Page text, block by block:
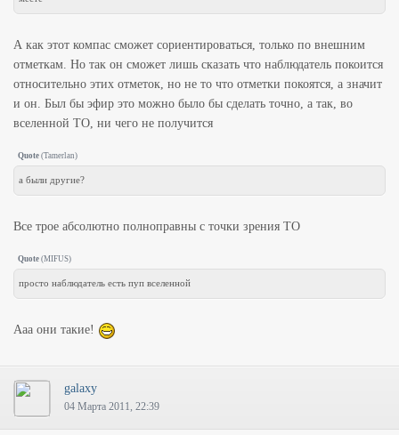
А как этот компас сможет сориентироваться, только по внешним
отметкам. Но так он сможет лишь сказать что наблюдатель покоится
относительно этих отметок, но не то что отметки покоятся, а значит
и он. Был бы эфир это можно было бы сделать точно, а так, во
вселенной ТО, ни чего не получится
Quote (Tamerlan)
а были другие?
Все трое абсолютно полноправны с точки зрения ТО
Quote (MIFUS)
просто наблюдатель есть пуп вселенной
Ааа они такие!
galaxy
04 Марта 2011, 22:39